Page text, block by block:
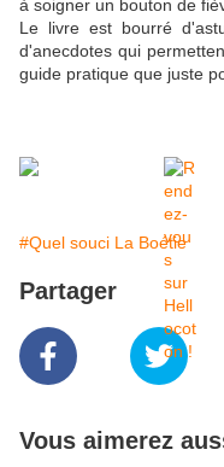
à soigner un bouton de
Le livre est bourré
d'anecdotes qui
guide pratique que juste
#Quel souci La Boétie
Partager
Vous aimerez